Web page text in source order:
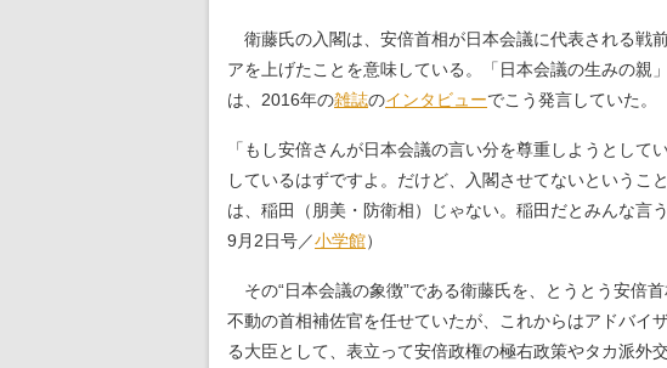
衛藤氏の入閣は、安倍首相が日本会議に代表される戦
アを上げたことを意味している。「日本会議の生みの親
は、2016年の雑誌のインタビューでこう発言していた。
「もし安倍さんが日本会議の言い分を尊重しようとして
しているはずですよ。だけど、入閣させてないというこ
は、稲田（朋美・防衛相）じゃない。稲田だとみんな言
9月2日号／小学館）
その“日本会議の象徴”である衛藤氏を、とうとう安倍
不動の首相補佐官を任せていたが、これからはアドバイ
る大臣として、表立って安倍政権の極右政策やタカ派外